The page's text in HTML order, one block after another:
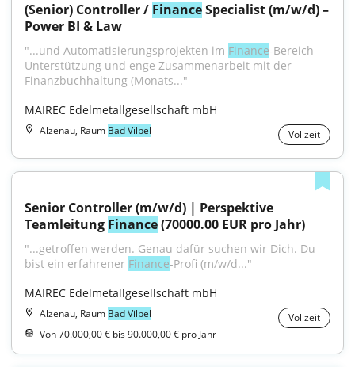
(Senior) Controller / Finance Specialist (m/w/d) –
Power BI & Law
"...und Automatisierungsprojekten im Finance-Bereich
Unterstützung und enge Zusammenarbeit mit der
Finanzbuchhaltung (Monats..."
MAIREC Edelmetallgesellschaft mbH
Alzenau, Raum Bad Vilbel Vollzeit
Senior Controller (m/w/d) | Perspektive
Teamleitung Finance (70000.00 EUR pro Jahr)
"...getroffen werden. Genau dafür suchen wir Dich. Du
bist ein erfahrener Finance-Profi (m/w/d..."
MAIREC Edelmetallgesellschaft mbH
Alzenau, Raum Bad Vilbel
Vollzeit
Von 70.000,00 € bis 90.000,00 € pro Jahr